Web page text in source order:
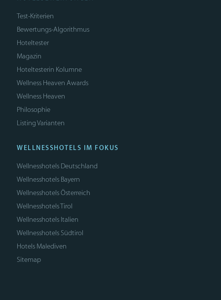
Test-Kriterien
Bewertungs-Algorithmus
Hoteltester
Magazin
Hoteltesterin Kolumne
Wellness Heaven Awards
Wellness Heaven
Philosophie
Listing Varianten
WELLNESSHOTELS IM FOKUS
Wellnesshotels Deutschland
Wellnesshotels Bayern
Wellnesshotels Österreich
Wellnesshotels Tirol
Wellnesshotels Italien
Wellnesshotels Südtirol
Hotels Malediven
Sitemap